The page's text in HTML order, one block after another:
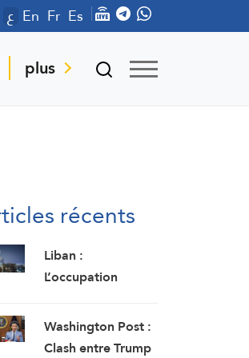
ع En Fr Es
plus
récents
Liban :
L’occupation
des frappes sur
Bourj el-Chmali et
Washington Post :
Clash entre Trump